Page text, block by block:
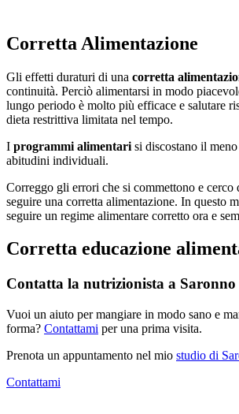
Corretta Alimentazione
Gli effetti duraturi di una corretta
continuità. Perciò alimentarsi in modo
lungo periodo è molto più efficace e salutare
dieta restrittiva limitata nel tempo.
I programmi alimentari si discostano il
abitudini individuali.
Correggo gli errori che si commettono e cerco
seguire una corretta alimentazione. In questo
seguire un regime alimentare corretto ora e
Corretta educazione
Contatta la nutrizionista a Saronno
Vuoi un aiuto per mangiare in modo sano e
forma? Contattami per una prima visita.
Prenota un appuntamento nel mio studio di
Contattami